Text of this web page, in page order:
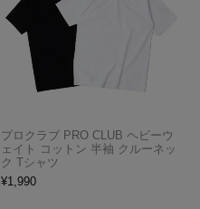
プロクラブ PRO CLUB ヘビーウ
ェイト コットン 半袖 クルーネッ
ク Tシャツ
¥1,990